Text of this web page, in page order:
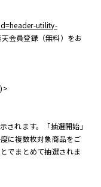
utility-
会員登録（無料）をお
)>
されます。「抽選開始」
に複数枚対象商品をご
でまとめて抽選されま